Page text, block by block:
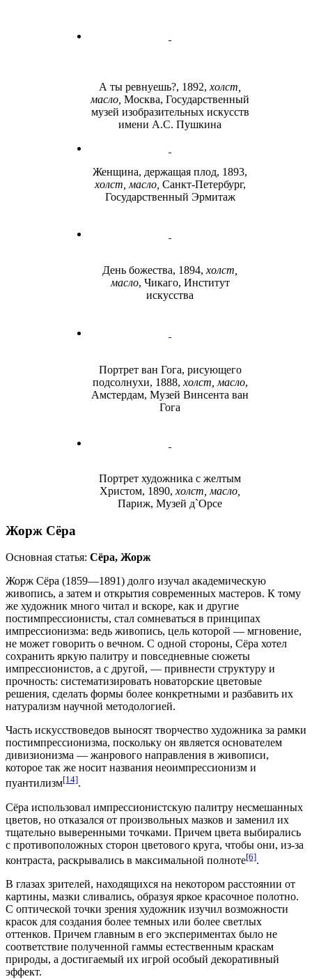
А ты ревнуешь?, 1892, холст,
масло, Москва, Государственный
музей изобразительных искусств
имени А.С. Пушкина
Женщина, держащая плод, 1893,
холст, масло, Санкт-Петербург,
Государственный Эрмитаж
День божества, 1894, холст,
масло, Чикаго, Институт
искусства
Портрет ван Гога, рисующего
подсолнухи, 1888, холст, масло,
Амстердам, Музей Винсента ван
Гога
Портрет художника с желтым
Христом, 1890, холст, масло,
Париж, Музей д`Орсе
Жорж Сёра
Основная статья: Сёра, Жорж
Жорж Сёра (1859—1891) долго изучал академическую
живопись, а затем и открытия современных мастеров. К тому
же художник много читал и вскоре, как и другие
постимпрессионисты, стал сомневаться в принципах
импрессионизма: ведь живопись, цель которой — мгновение,
не может говорить о вечном. С одной стороны, Сёра хотел
сохранить яркую палитру и повседневные сюжеты
импрессионистов, а с другой, — привнести структуру и
прочность: систематизировать новаторские цветовые
решения, сделать формы более конкретными и разбавить их
натурализм научной методологией.
Часть искусствоведов выносят творчество художника за рамки
постимпрессионизма, поскольку он является основателем
дивизионизма — жанрового направления в живописи,
которое так же носит названия неоимпрессионизм и
пуантилизм[14].
Сёра использовал импрессионистскую палитру несмешанных
цветов, но отказался от произвольных мазков и заменил их
тщательно выверенными точками. Причем цвета выбирались
с противоположных сторон цветового круга, чтобы они, из-за
контраста, раскрывались в максимальной полноте[6].
В глазах зрителей, находящихся на некотором расстоянии от
картины, мазки сливались, образуя яркое красочное полотно.
С оптической точки зрения художник изучил возможности
красок для создания более темных или более светлых
оттенков. Причем главным в его экспериментах было не
соответствие полученной гаммы естественным краскам
природы, а достигаемый их игрой особый декоративный
эффект.